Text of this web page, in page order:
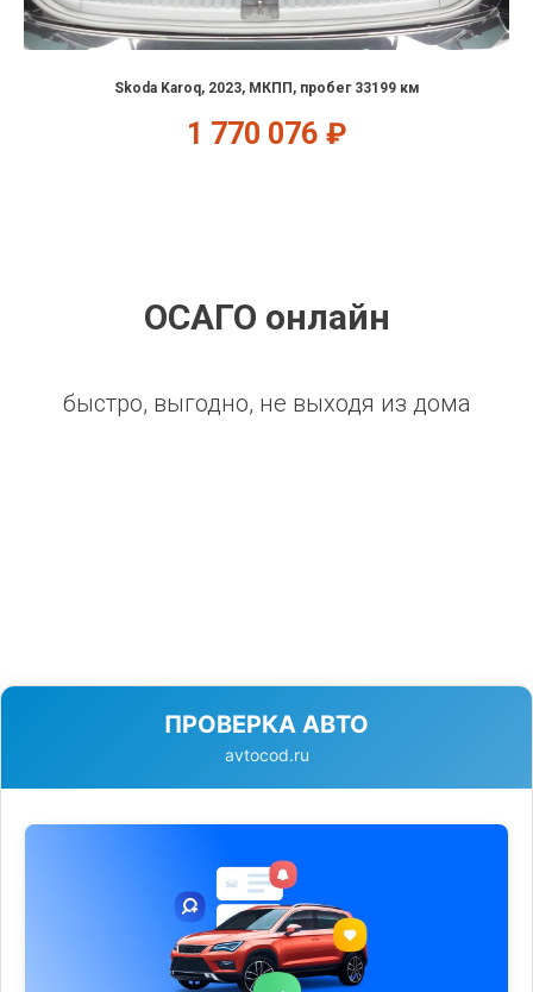
Skoda Karoq, 2023, МКПП, пробег 33199 км
1 770 076 ₽
ОСАГО онлайн
быстро, выгодно, не выходя из дома
ПРОВЕРКА АВТО
avtocod.ru